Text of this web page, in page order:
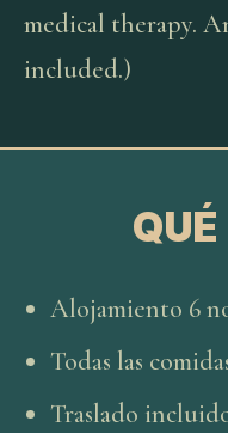
medical therapy.
included.)
Alojamiento 6
Todas las
Traslado